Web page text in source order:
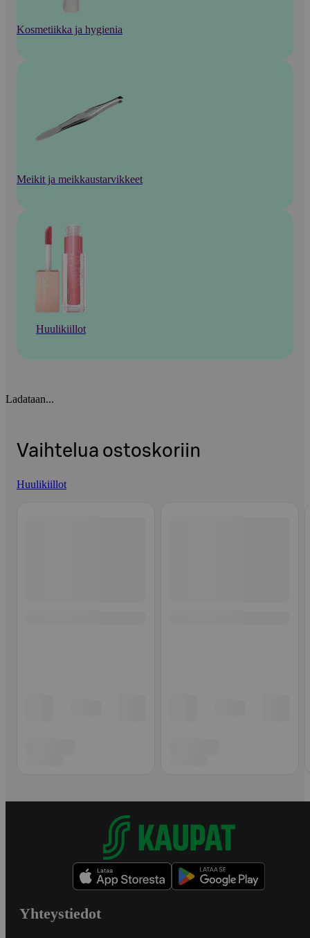
Kosmetiikka ja hygienia
Meikit ja meikkaustarvikkeet
Huulikiillot
Ladataan...
Vaihtelua ostoskoriin
Huulikiillot
Yhteystiedot